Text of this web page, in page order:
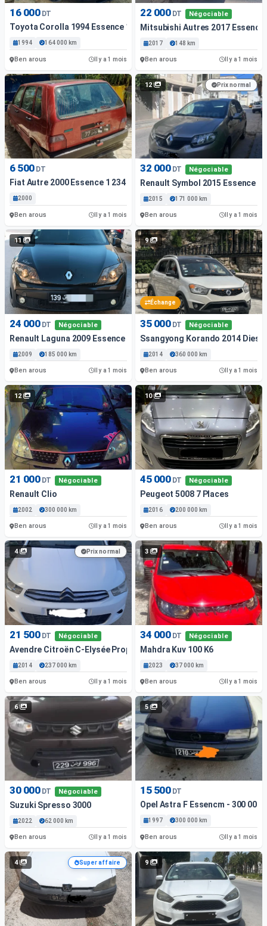
16 000 DT
Toyota Corolla 1994 Essence 164 Km Ben Arous
1994 164 000 km
Ben arous Il y a 1 mois
22 000 DT Négociable
Mitsubishi Autres 2017 Essence
2017 148 km
Ben arous Il y a 1 mois
6 500 DT
Fiat Autre 2000 Essence 1 234 Km Ben Arous
2000
Ben arous Il y a 1 mois
12 Prix normal
32 000 DT Négociable
Renault Symbol 2015 Essence
2015 171 000 km
Ben arous Il y a 1 mois
11
24 000 DT Négociable
Renault Laguna 2009 Essence 185 000 Km Ben Arous
2009 185 000 km
Ben arous Il y a 1 mois
9
Échange
35 000 DT Négociable
Ssangyong Korando 2014
2014 360 000 km
Ben arous Il y a 1 mois
12
21 000 DT Négociable
Renault Clio
2002 300 000 km
Ben arous Il y a 1 mois
10
45 000 DT Négociable
Peugeot 5008 7 Places
2016 200 000 km
Ben arous Il y a 1 mois
4 Prix normal
21 500 DT Négociable
Avendre Citroën C-Elysée Propre
2014 237 000 km
Ben arous Il y a 1 mois
3
34 000 DT Négociable
Mahdra Kuv 100 K6
2023 37 000 km
Ben arous Il y a 1 mois
6
30 000 DT Négociable
Suzuki Spresso 3000
2022 62 000 km
Ben arous Il y a 1 mois
5
15 500 DT
Opel Astra F Essencm - 300 000
1997 300 000 km
Ben arous Il y a 1 mois
4 Super affaire 9